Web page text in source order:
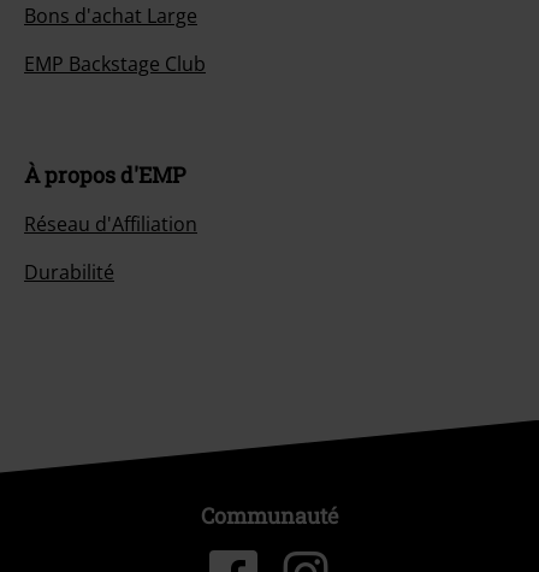
Bons d'achat Large
EMP Backstage Club
À propos d'EMP
Réseau d'Affiliation
Durabilité
Communauté